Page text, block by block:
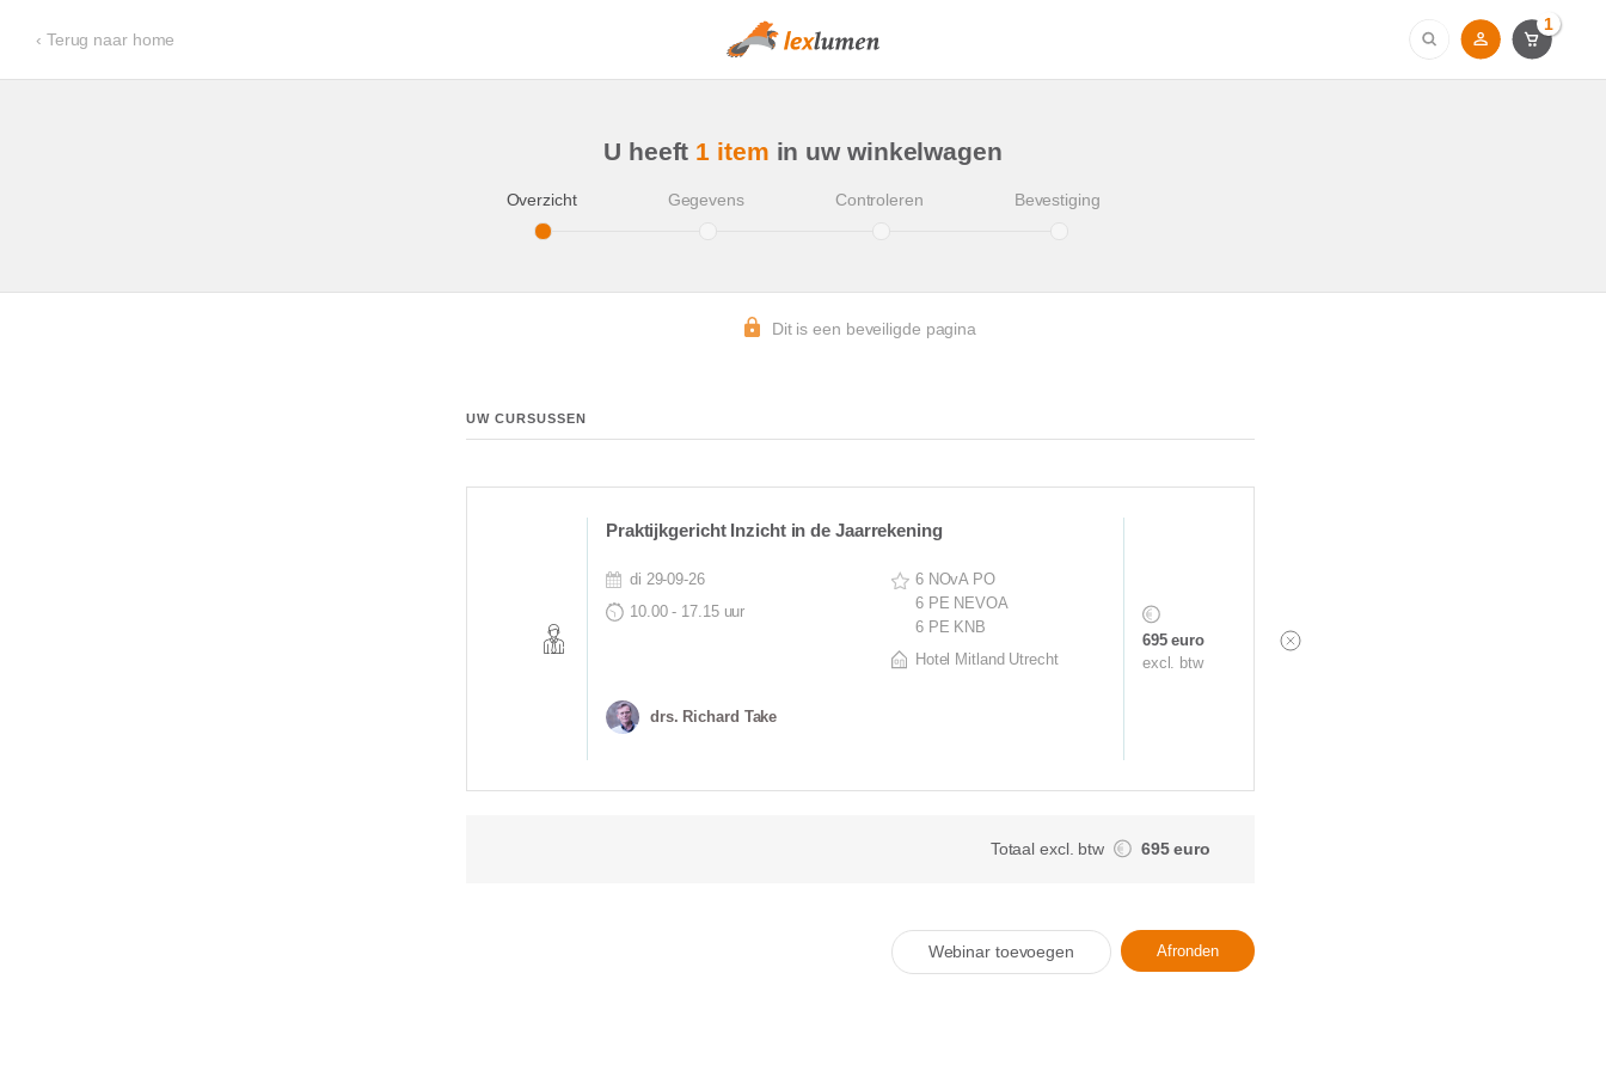
‹ Terug naar home
1
U heeft 1 item in uw winkelwagen
Overzicht Gegevens Controleren Bevestiging
Dit is een beveiligde pagina
UW CURSUSSEN
Praktijkgericht Inzicht in de Jaarrekening
di 29-09-26
10.00 - 17.15 uur
6 NOvA PO
6 PE NEVOA
6 PE KNB
Hotel Mitland Utrecht
drs. Richard Take
695 euro
excl. btw
Totaal excl. btw 695 euro
Afronden
Webinar toevoegen